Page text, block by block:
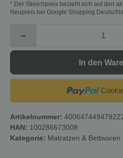
* Der Streichpreis bezieht sich auf den
Neupreis bei Google Shopping
In den
Artikelnummer:
HAN: 100286673008
Kategorie: Matratzen & Bettwaren